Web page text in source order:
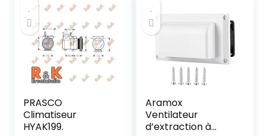
PRASCO
Climatiseur
HYAK199.
Aramox
Ventilateur
d’extraction à